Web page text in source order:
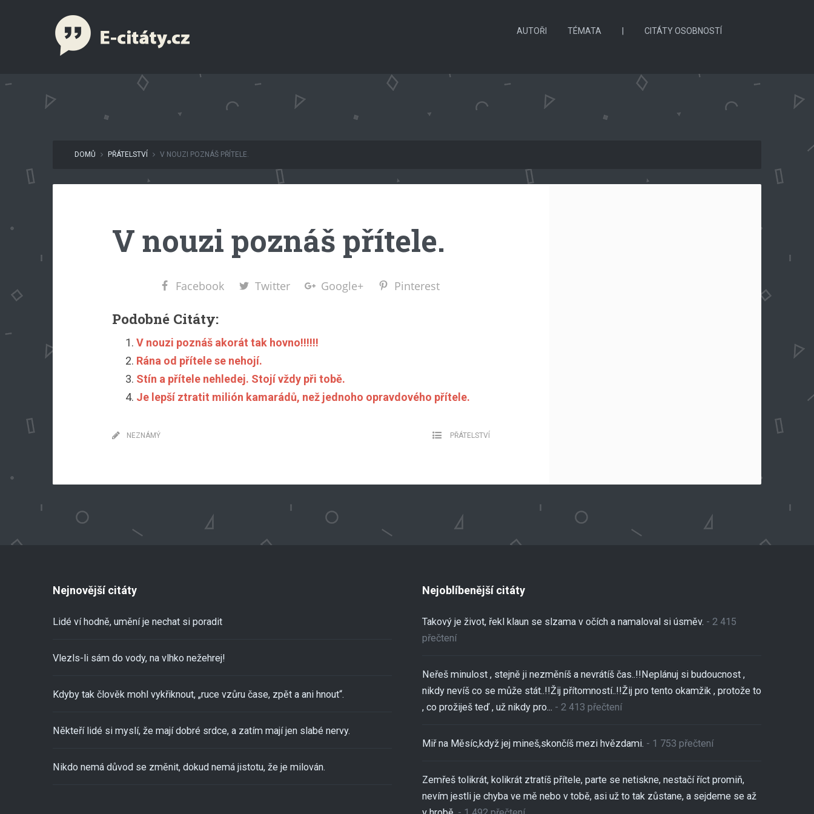
AUTOŘI TÉMATA CITÁTY OSOBNOSTÍ
DOMŮ PŘÁTELSTVÍ V NOUZI POZNÁŠ PŘÍTELE.
V nouzi poznáš přítele.
Facebook Twitter Google+ Pinterest
Podobné Citáty:
V nouzi poznáš akorát tak hovno!!!!!!
Rána od přítele se nehojí.
Stín a přítele nehledej. Stojí vždy při tobě.
Je lepší ztratit milión kamarádů, než jednoho opravdového přítele.
NEZNÁMÝ PŘÁTELSTVÍ
Nejnovější citáty
Lidé ví hodně, umění je nechat si poradit
Vlezls-li sám do vody, na vlhko nežehrej!
Kdyby tak člověk mohl vykřiknout, „ruce vzůru čase, zpět a ani hnout“.
Někteří lidé si myslí, že mají dobré srdce, a zatím mají jen slabé nervy.
Nikdo nemá důvod se změnit, dokud nemá jistotu, že je milován.
Nejoblíbenější citáty
Takový je život, řekl klaun se slzama v očích a namaloval si úsměv. - 2 415
přečtení
Neřeš minulost , stejně ji nezměníš a nevrátíš čas..!!Neplánuj si budoucnost ,
nikdy nevíš co se může stát..!!Žij přítomností..!!Žij pro tento okamžik , protože to
, co prožiješ teď , už nikdy pro... - 2 413 přečtení
Miř na Měsíc,když jej mineš,skončíš mezi hvězdami. - 1 753 přečtení
Zemřeš tolikrát, kolikrát ztratíš přítele, parte se netiskne, nestačí říct promiň,
nevím jestli je chyba ve mě nebo v tobě, asi už to tak zůstane, a sejdeme se až